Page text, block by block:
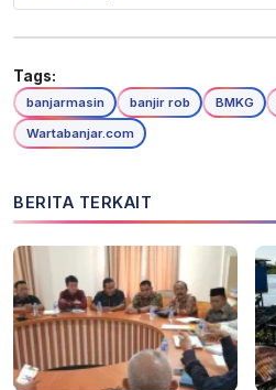
Tags:
banjarmasin banjir rob BMKG
Wartabanjar.com
BERITA TERKAIT